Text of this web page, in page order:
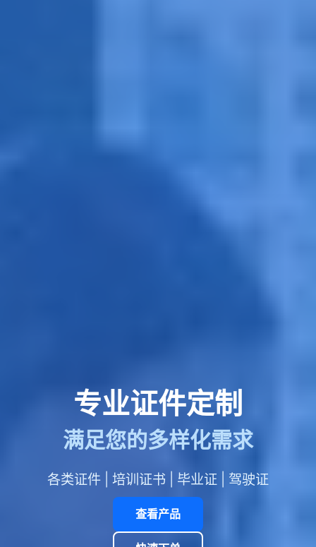
专业证件定制
满足您的多样化需求
各类证件 | 培训证书 | 毕业证 | 驾驶证
查看产品